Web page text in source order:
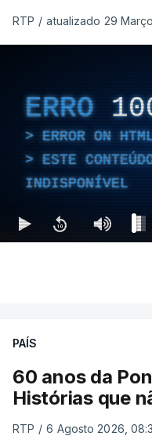
RTP / atualizado 29
ERRO
ERROR ON
ESTE
INDISPONÍVEL
PAÍS
60 anos da
Histórias que
RTP / 6 Agosto 2026,